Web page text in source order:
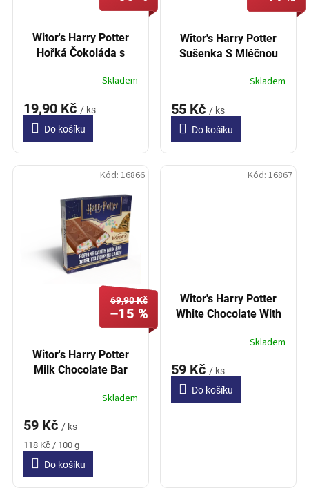
Witor's Harry Potter
Hořká Čokoláda s
Skladem
19,90 Kč / ks
Do košíku
Witor's Harry Potter
Sušenka S Mléčnou
Skladem
55 Kč / ks
Do košíku
69,90 Kč
–15 %
Witor's Harry Potter
Milk Chocolate Bar
Skladem
59 Kč / ks
Měrná
cena:
118 Kč / 100 g
Do košíku
Kód: 16866
Witor's Harry Potter
White Chocolate With
Skladem
59 Kč / ks
Do košíku
Kód: 16867